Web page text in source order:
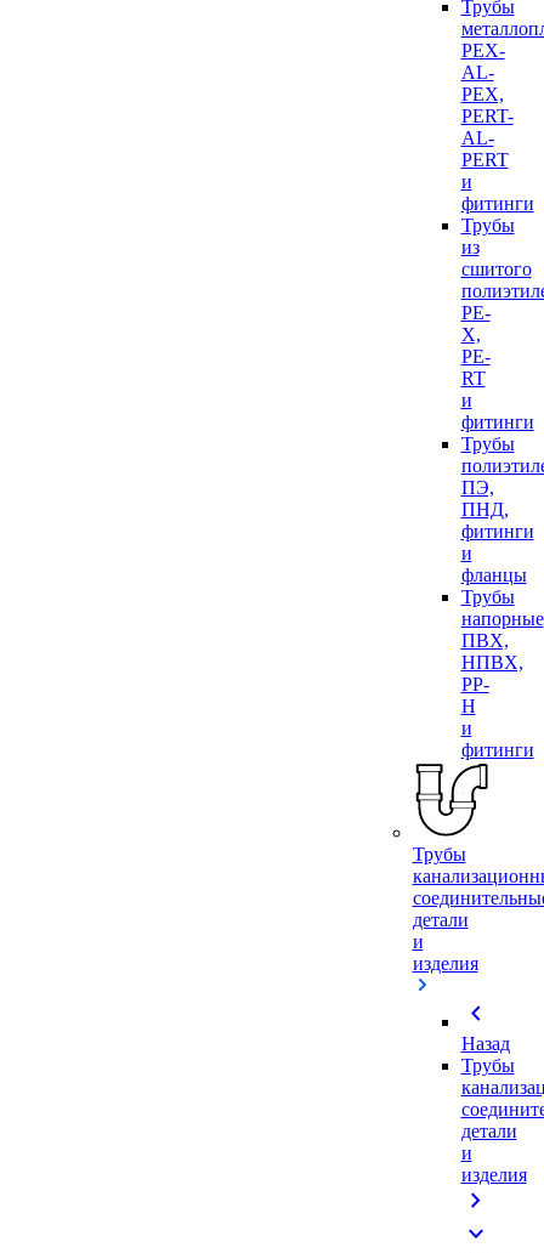
Трубы
PEX-
AL-
PEX,
PERT-
AL-
PERT
и
фитинги
Трубы
из
сшитого
PE-
X,
PE-
RT
и
фитинги
Трубы
ПЭ,
ПНД,
фитинги
и
фланцы
Трубы
напорные
ПВХ,
НПВХ,
PP-
H
и
фитинги
Трубы
детали
и
изделия
chevron_left
Назад
Трубы
детали
и
изделия
chevron_right
expand_more